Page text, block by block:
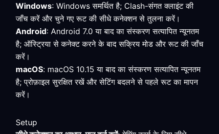
Windows: Windows समर्थित है; Clash-संगत क्लाइंट की
जाँच करें और चुने गए रूट की सीधे कनेक्शन से तुलना करें।
Android: Android 7.0 या बाद का संस्करण सत्यापित न्यूनतम
है; ऑस्ट्रिया से कनेक्ट करने के बाद सक्रिय मोड और रूट की जाँच
करें।
macOS: macOS 10.15 या बाद का संस्करण सत्यापित न्यूनतम
है; प्रोफ़ाइल सुरक्षित रखें और सेटिंग बदलने से पहले रूट का मापन
करें।
Setup